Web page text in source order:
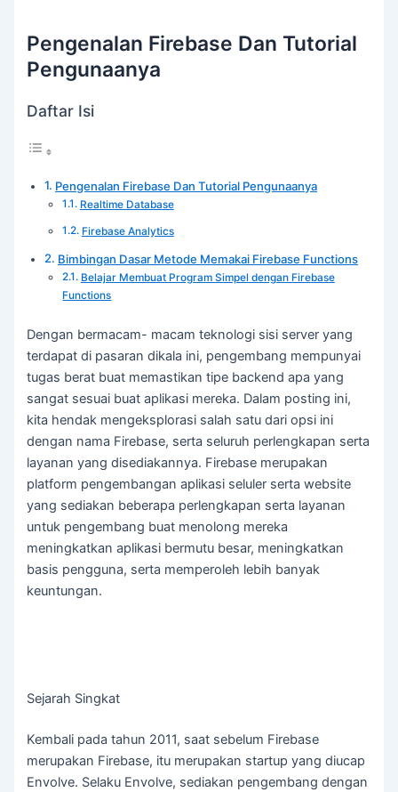
Pengenalan Firebase Dan Tutorial
Pengunaanya
Daftar Isi
Pengenalan Firebase Dan Tutorial Pengunaanya
Realtime Database
Firebase Analytics
Bimbingan Dasar Metode Memakai Firebase Functions
Belajar Membuat Program Simpel dengan Firebase
Functions
Dengan bermacam- macam teknologi sisi server yang
terdapat di pasaran dikala ini, pengembang mempunyai
tugas berat buat memastikan tipe backend apa yang
sangat sesuai buat aplikasi mereka. Dalam posting ini,
kita hendak mengeksplorasi salah satu dari opsi ini
dengan nama Firebase, serta seluruh perlengkapan serta
layanan yang disediakannya. Firebase merupakan
platform pengembangan aplikasi seluler serta website
yang sediakan beberapa perlengkapan serta layanan
untuk pengembang buat menolong mereka
meningkatkan aplikasi bermutu besar, meningkatkan
basis pengguna, serta memperoleh lebih banyak
keuntungan.
Sejarah Singkat
Kembali pada tahun 2011, saat sebelum Firebase
merupakan Firebase, itu merupakan startup yang diucap
Envolve. Selaku Envolve, sediakan pengembang dengan